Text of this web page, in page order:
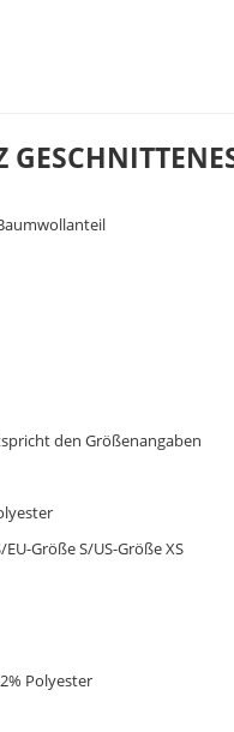
den Größenangaben
Größe S/US-Größe XS
Polyester